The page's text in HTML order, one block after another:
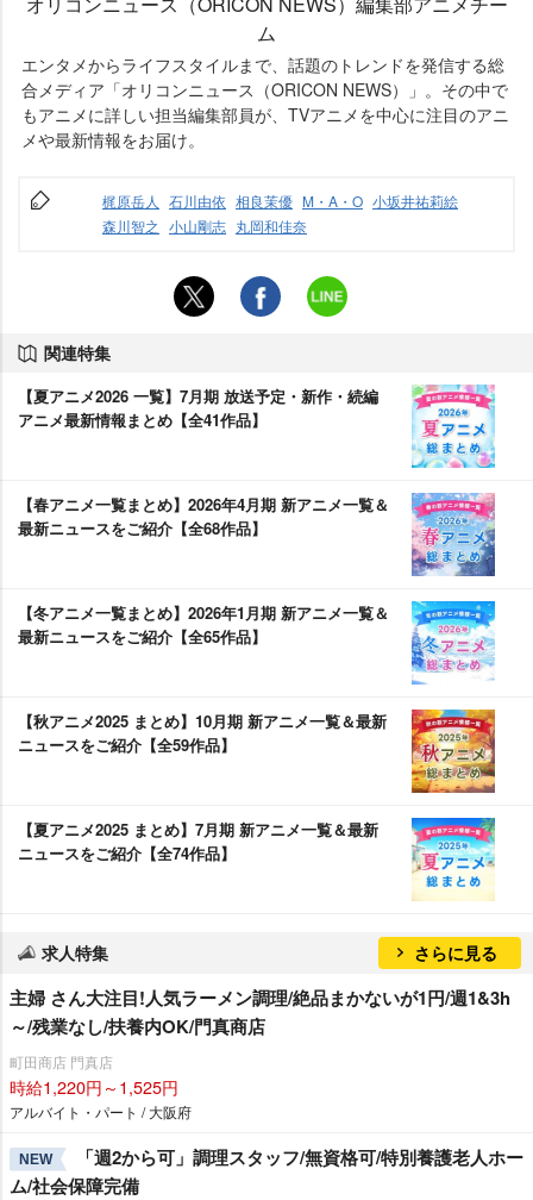
ム
エンタメからライフスタイルまで、話題のトレンドを発信する総
合メディア「オリコンニュース（ORICON NEWS）」。その中で
もアニメに詳しい担当編集部員が、TVアニメを中心に注目のアニ
メや最新情報をお届け。
梶原岳人 石川由依 相良茉優 M・A・O 小坂井祐莉絵
森川智之 小山剛志 丸岡和佳奈
関連特集
【夏アニメ2026 一覧】7月期 放送予定・新作・続編
アニメ最新情報まとめ【全41作品】
【春アニメ一覧まとめ】2026年4月期 新アニメ一覧＆
最新ニュースをご紹介【全68作品】
【冬アニメ一覧まとめ】2026年1月期 新アニメ一覧＆
最新ニュースをご紹介【全65作品】
【秋アニメ2025 まとめ】10月期 新アニメ一覧＆最新
ニュースをご紹介【全59作品】
【夏アニメ2025 まとめ】7月期 新アニメ一覧＆最新
ニュースをご紹介【全74作品】
求人特集 さらに見る
主婦 さん大注目!人気ラーメン調理/絶品まかないが1円/週1&3h
～/残業なし/扶養内OK/門真商店
町田商店 門真店
時給1,220円～1,525円
アルバイト・パート / 大阪府
NEW
「週2から可」調理スタッフ/無資格可/特別養護老人ホー
ム/社会保障完備